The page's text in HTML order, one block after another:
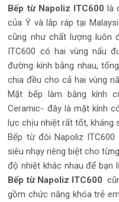
Bếp từ Napoliz ITC600 là
của Ý và lắp ráp tại
cũng như chất lượng luôn
ITC600 có hai vùng nấu
đường kính bằng nhau,
chia đều cho cả hai vùng
Mặt bếp làm bằng kính
Ceramic- đây là mặt kính
lực chịu nhiệt rất tốt, kháng
Bếp từ đôi Napoliz
siêu nhạy riêng biệt cho
độ nhiệt khác nhau để bạn
Bếp từ Napoliz ITC600
gồm chức năng khóa trẻ